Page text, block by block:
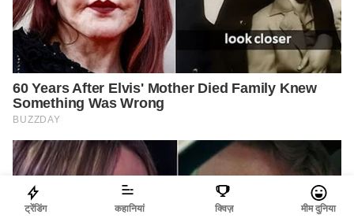
ट्रेंडिंग कहानियां क्विज़ मीम दुनिया